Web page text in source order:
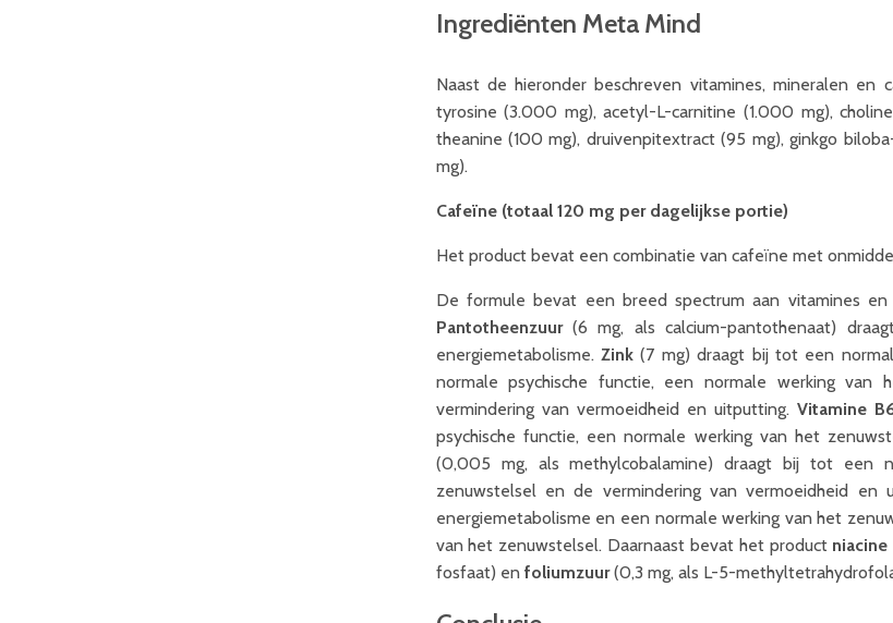
Ingrediënten Meta Mind
Naast de hieronder beschreven vitamines, mineralen
tyrosine (3.000 mg), acetyl-L-carnitine (1.000 mg),
theanine (100 mg), druivenpitextract (95 mg), ginkgo
mg).
Cafeïne (totaal 120 mg per dagelijkse portie)
Het product bevat een combinatie van cafeïne met
De formule bevat een breed spectrum aan vitamines
Pantotheenzuur(6 mg, als calcium-pantothenaat)
energiemetabolisme.Zink (7 mg) draagt bij tot een
normale psychische functie, een normale werking van
vermindering van vermoeidheid en uitputting. Vitamine
psychische functie, een normale werking van het
(0,005 mg, als methylcobalamine) draagt bij tot een
zenuwstelsel en de vermindering van vermoeidheid en
energiemetabolisme en een normale werking van het
van het zenuwstelsel. Daarnaast bevat het product niacine
fosfaat) en foliumzuur(0,3 mg, als L-5-